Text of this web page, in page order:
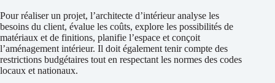
Pour réaliser un projet, l’architecte d’intérieur analyse les
besoins du client, évalue les coûts, explore les possibilités de
matériaux et de finitions, planifie l’espace et conçoit
l’aménagement intérieur. Il doit également tenir compte des
restrictions budgétaires tout en respectant les normes des codes
locaux et nationaux.